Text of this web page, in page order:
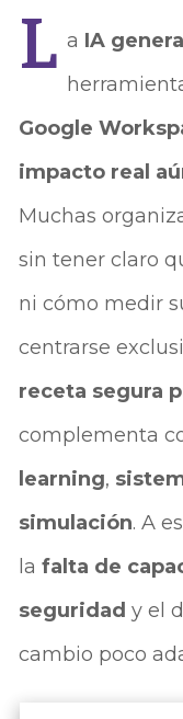
L a IA
Google
impacto real
Muchas
sin tener claro
ni cómo medir
centrarse
receta segura
complementa
learning,
simulación. A
lafalta de
seguridad y el
cambio poco